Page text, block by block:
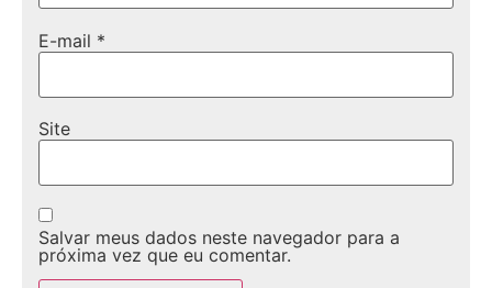
E-mail *
Site
Salvar meus dados neste navegador para a
próxima vez que eu comentar.